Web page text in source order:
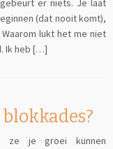
er niets. Je laat
(dat nooit komt),
lukt het me niet
Ik heb […]
ze je groei kunnen